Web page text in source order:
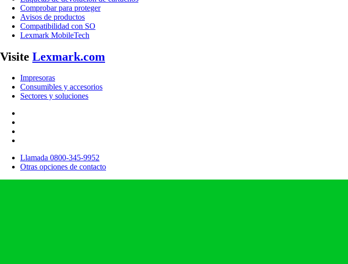
Comprobar para proteger
Avisos de productos
Compatibilidad con SO
Lexmark MobileTech
Visite Lexmark.com
Impresoras
Consumibles y accesorios
Sectores y soluciones
Llamada 0800-345-9952
Otras opciones de contacto